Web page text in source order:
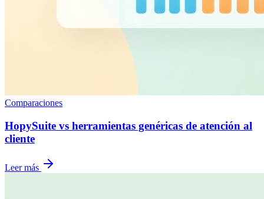
Comparaciones
HopySuite vs herramientas genéricas de atención al
cliente
Leer más